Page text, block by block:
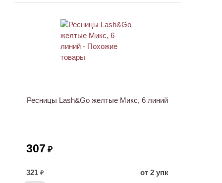
Ресницы Lash&Go желтые Микс, 6 линий
307 ₽
321 ₽
от 2 упк